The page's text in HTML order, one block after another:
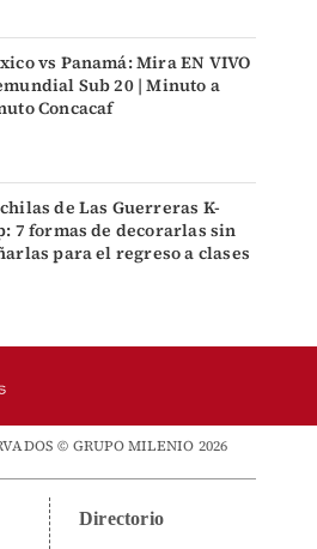
vs Panamá: Mira EN VIVO
Sub 20 | Minuto a
Concacaf
de Las Guerreras K-
7 formas de decorarlas sin
para el regreso a clases
© GRUPO MILENIO 2026
Directorio